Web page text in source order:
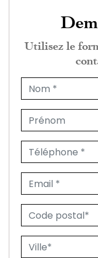
Utilisez le